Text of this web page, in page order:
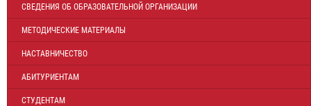
СВЕДЕНИЯ ОБ ОБРАЗОВАТЕЛЬНОЙ ОРГАНИЗАЦИИ
МЕТОДИЧЕСКИЕ МАТЕРИАЛЫ
НАСТАВНИЧЕСТВО
АБИТУРИЕНТАМ
СТУДЕНТАМ